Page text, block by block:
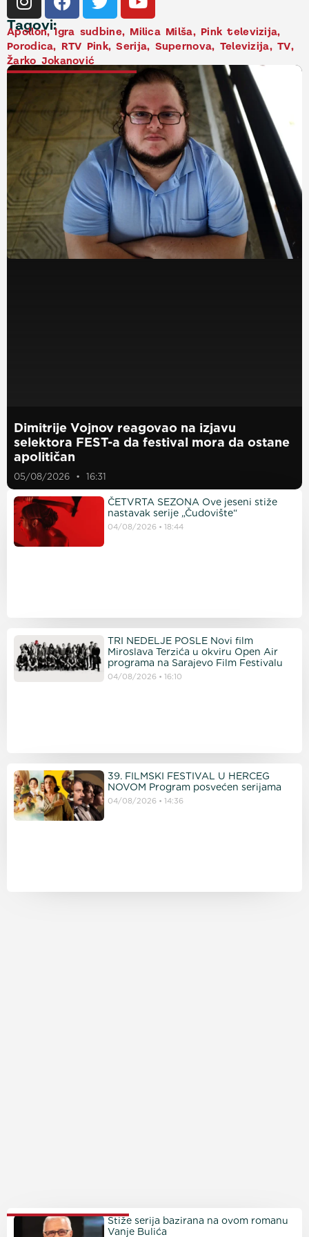
Tagovi:
Apollon,Igra sudbine, Milica Milša, Pink televizija,
Porodica, RTV Pink,Serija, Supernova, Televizija,TV,
Žarko Jokanović
NAJNOVIJE VESTI
Dimitrije Vojnov reagovao na izjavu
selektora FEST-a da festival mora da ostane
apolitičan
05/08/2026 16:31
ČETVRTA SEZONA Ove jeseni stiže
nastavak serije „Čudovište“
04/08/2026 18:44
TRI NEDELJE POSLE Novi film
Miroslava Terzića u okviru Open Air
programa na Sarajevo Film Festivalu
04/08/2026 16:10
39. FILMSKI FESTIVAL U HERCEG
NOVOM Program posvećen serijama
04/08/2026 14:36
PROČITAJTE JOŠStiže serija bazirana na ovom romanu
Vanje Bulića